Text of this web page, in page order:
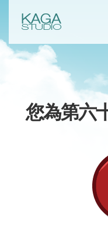
您為第六